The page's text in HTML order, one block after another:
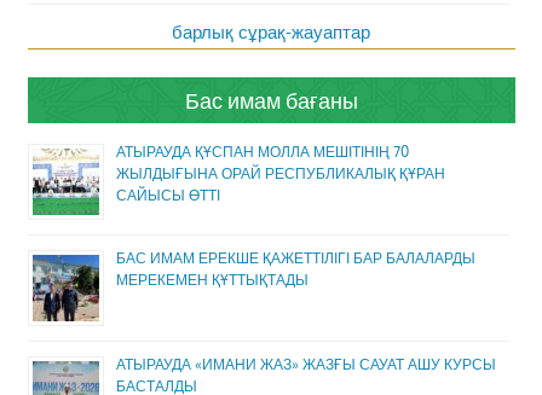
барлық сұрақ-жауаптар
Бас имам бағаны
АТЫРАУДА ҚҰСПАН МОЛЛА МЕШІТІНІҢ 70
ЖЫЛДЫҒЫНА ОРАЙ РЕСПУБЛИКАЛЫҚ ҚҰРАН
САЙЫСЫ ӨТТІ
БАС ИМАМ ЕРЕКШЕ ҚАЖЕТТІЛІГІ БАР БАЛАЛАРДЫ
МЕРЕКЕМЕН ҚҰТТЫҚТАДЫ
АТЫРАУДА «ИМАНИ ЖАЗ» ЖАЗҒЫ САУАТ АШУ КУРСЫ
БАСТАЛДЫ